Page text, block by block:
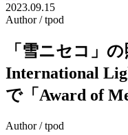
2023.09.15
Author / tpod
「雪ニセコ」
International
で「Award of
Author / tpod